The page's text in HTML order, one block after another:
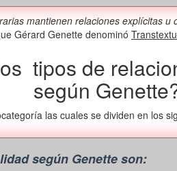
mantienen relaciones explícitas u
Gérard Genette denominó
tipos de
según
las cuales se dividen en los
según Genette son: